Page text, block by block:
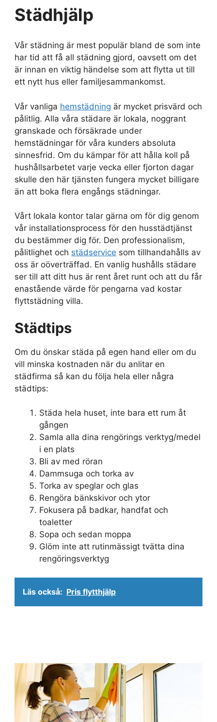
Städhjälp
Vår städning är mest populär bland de som inte
har tid att få all städning gjord, oavsett om det
är innan en viktig händelse som att flytta ut till
ett nytt hus eller familjesammankomst.
Vår vanliga hemstädning är mycket prisvärd och
pålitlig. Alla våra städare är lokala, noggrant
granskade och försäkrade under
hemstädningar för våra kunders absoluta
sinnesfrid. Om du kämpar för att hålla koll på
hushållsarbetet varje vecka eller fjorton dagar
skulle den här tjänsten fungera mycket billigare
än att boka flera engångs städningar.
Vårt lokala kontor talar gärna om för dig genom
vår installationsprocess för den husstädtjänst
du bestämmer dig för. Den professionalism,
pålitlighet och städservice som tillhandahålls av
oss är oöverträffad. En vanlig hushålls städare
ser till att ditt hus är rent året runt och att du får
enastående värde för pengarna vad kostar
flyttstädning villa.
Städtips
Om du önskar städa på egen hand eller om du
vill minska kostnaden när du anlitar en
städfirma så kan du följa hela eller några
städtips:
Städa hela huset, inte bara ett rum åt
gången
Samla alla dina rengörings verktyg/medel
i en plats
Bli av med röran
Dammsuga och torka av
Torka av speglar och glas
Rengöra bänkskivor och ytor
Fokusera på badkar, handfat och
toaletter
Sopa och sedan moppa
Glöm inte att rutinmässigt tvätta dina
rengöringsverktyg
Läs också: Pris flytthjälp